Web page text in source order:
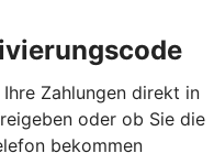
Zahlungen direkt in
oder ob Sie die
bekommen